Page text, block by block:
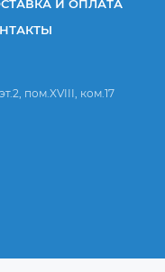
И ОПЛАТА
пом.XVIII, ком.17